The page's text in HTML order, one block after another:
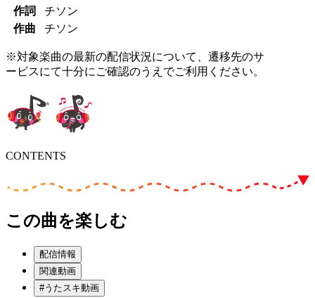
作詞
チソン
作曲
チソン
※対象楽曲の最新の配信状況について、遷移先のサ
ービスにて十分にご確認のうえでご利用ください。
CONTENTS
この曲を楽しむ
配信情報
関連動画
#うたスキ動画